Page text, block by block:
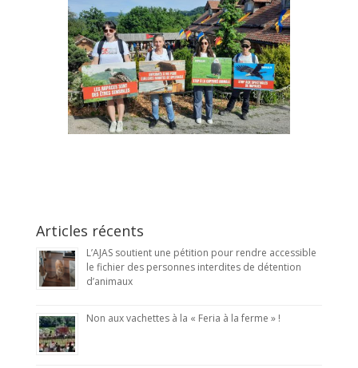
Articles récents
L’AJAS soutient une pétition pour rendre accessible
le fichier des personnes interdites de détention
d’animaux
Non aux vachettes à la « Feria à la ferme » !